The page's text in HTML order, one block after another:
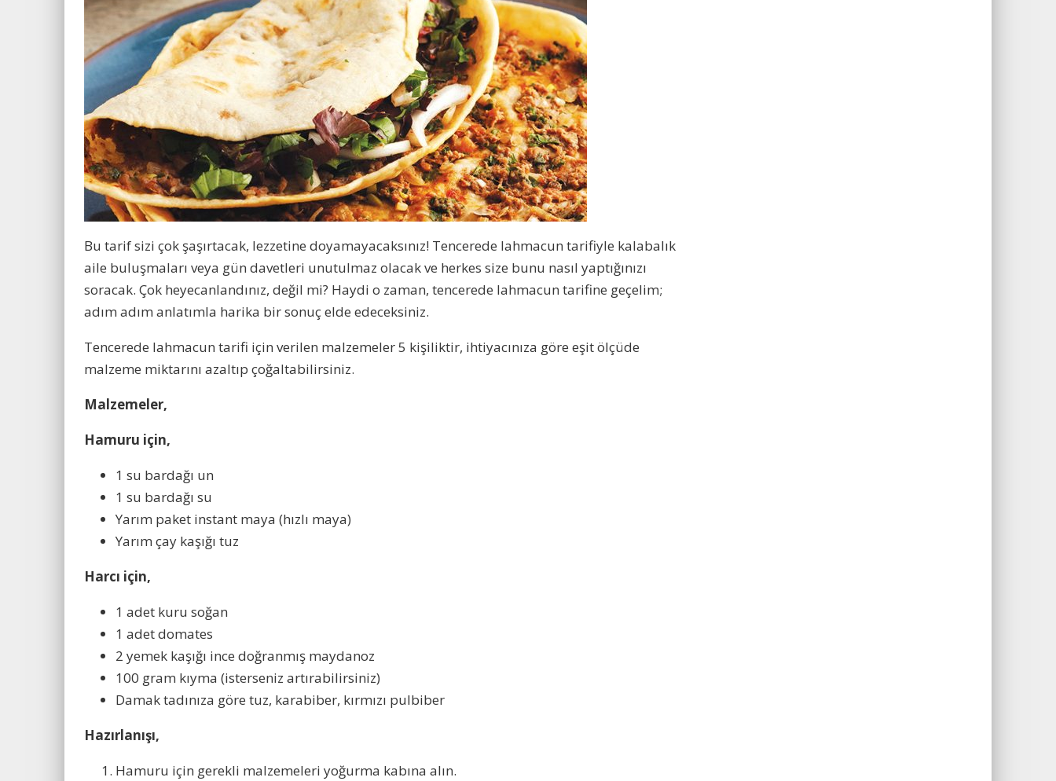
Bu tarif sizi çok şaşırtacak, lezzetine doyamayacaksınız! Tencerede lahmacun tarifiyle kalabalık
aile buluşmaları veya gün davetleri unutulmaz olacak ve herkes size bunu nasıl yaptığınızı
soracak. Çok heyecanlandınız, değil mi? Haydi o zaman, tencerede lahmacun tarifine geçelim;
adım adım anlatımla harika bir sonuç elde edeceksiniz.
Tencerede lahmacun tarifi için verilen malzemeler 5 kişiliktir, ihtiyacınıza göre eşit ölçüde
malzeme miktarını azaltıp çoğaltabilirsiniz.
Malzemeler,
Hamuru için,
1 su bardağı un
1 su bardağı su
Yarım paket instant maya (hızlı maya)
Yarım çay kaşığı tuz
Harcı için,
1 adet kuru soğan
1 adet domates
2 yemek kaşığı ince doğranmış maydanoz
100 gram kıyma (isterseniz artırabilirsiniz)
Damak tadınıza göre tuz, karabiber, kırmızı pulbiber
Hazırlanışı,
Hamuru için gerekli malzemeleri yoğurma kabına alın.